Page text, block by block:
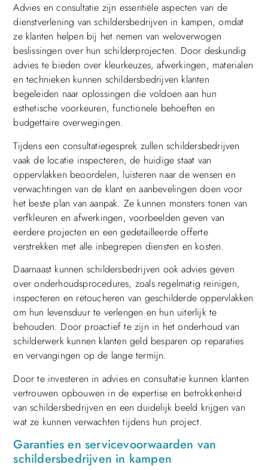
Advies en consultatie zijn essentiële aspecten van de
dienstverlening van schildersbedrijven in kampen, omdat
ze klanten helpen bij het nemen van weloverwogen
beslissingen over hun schilderprojecten. Door deskundig
advies te bieden over kleurkeuzes, afwerkingen, materialen
en technieken kunnen schildersbedrijven klanten
begeleiden naar oplossingen die voldoen aan hun
esthetische voorkeuren, functionele behoeften en
budgettaire overwegingen.
Tijdens een consultatiegesprek zullen schildersbedrijven
vaak de locatie inspecteren, de huidige staat van
oppervlakken beoordelen, luisteren naar de wensen en
verwachtingen van de klant en aanbevelingen doen voor
het beste plan van aanpak. Ze kunnen monsters tonen van
verfkleuren en afwerkingen, voorbeelden geven van
eerdere projecten en een gedetailleerde offerte
verstrekken met alle inbegrepen diensten en kosten.
Daarnaast kunnen schildersbedrijven ook advies geven
over onderhoudsprocedures, zoals regelmatig reinigen,
inspecteren en retoucheren van geschilderde oppervlakken
om hun levensduur te verlengen en hun uiterlijk te
behouden. Door proactief te zijn in het onderhoud van
schilderwerk kunnen klanten geld besparen op reparaties
en vervangingen op de lange termijn.
Door te investeren in advies en consultatie kunnen klanten
vertrouwen opbouwen in de expertise en betrokkenheid
van schildersbedrijven en een duidelijk beeld krijgen van
wat ze kunnen verwachten tijdens hun project.
Garanties en servicevoorwaarden van
schildersbedrijven in kampen